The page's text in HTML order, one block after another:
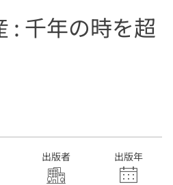
: 千年の時を超
出版者 出版年